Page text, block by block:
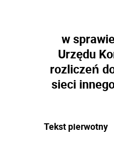
w
Urzędu
rozliczeń
sieci
Tekst pierwotny